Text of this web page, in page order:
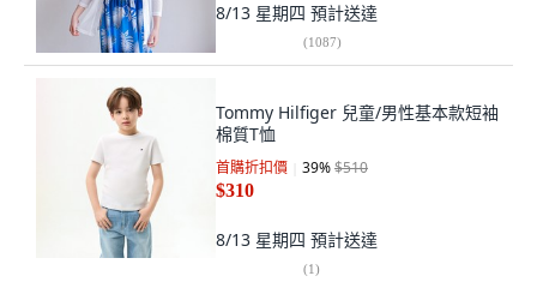
8/13 星期四 預計送達
(1087)
Tommy Hilfiger 兒童/男性基本款短袖
棉質T恤
首購折扣價 39%$510
$310
8/13 星期四 預計送達
(1)